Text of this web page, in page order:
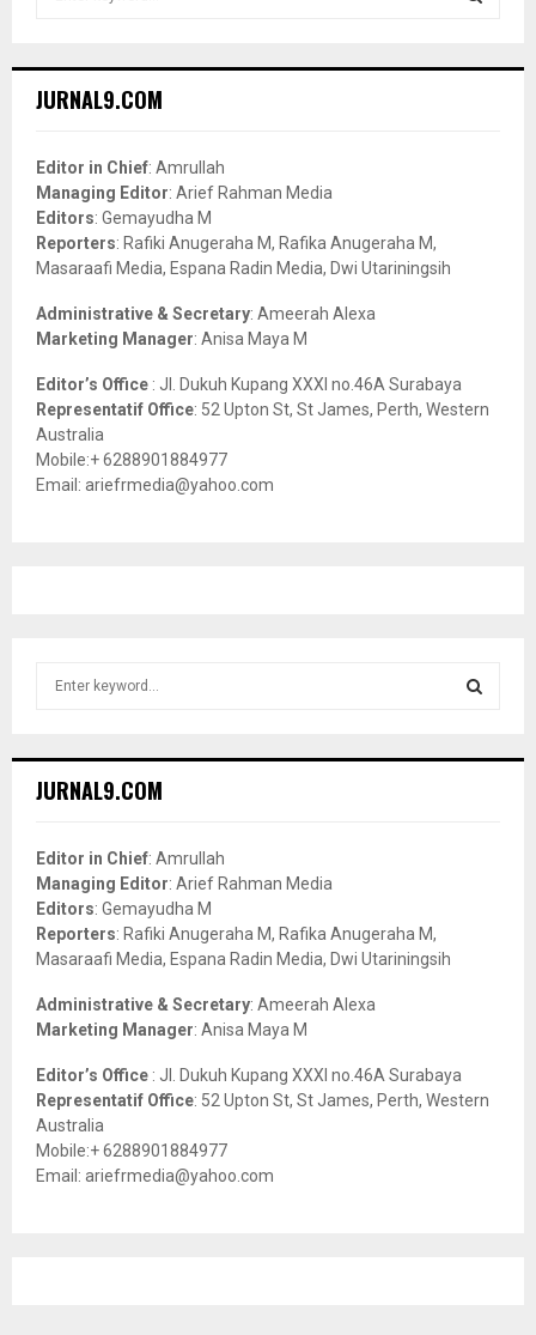
h
o
r
:
JURNAL9.COM
Editor in Chief: Amrullah
Managing Editor: Arief Rahman Media
Editors: Gemayudha M
Reporters: Rafiki Anugeraha M, Rafika Anugeraha M,
Masaraafi Media, Espana Radin Media, Dwi Utariningsih
Administrative & Secretary: Ameerah Alexa
Marketing Manager: Anisa Maya M
Editor’s Office : Jl. Dukuh Kupang XXXI no.46A Surabaya
Representatif Office: 52 Upton St, St James, Perth, Western
Australia
Mobile:+ 6288901884977
Email: ariefrmedia@yahoo.com
h
o
r
:
JURNAL9.COM
Editor in Chief: Amrullah
Managing Editor: Arief Rahman Media
Editors: Gemayudha M
Reporters: Rafiki Anugeraha M, Rafika Anugeraha M,
Masaraafi Media, Espana Radin Media, Dwi Utariningsih
Administrative & Secretary: Ameerah Alexa
Marketing Manager: Anisa Maya M
Editor’s Office : Jl. Dukuh Kupang XXXI no.46A Surabaya
Representatif Office: 52 Upton St, St James, Perth, Western
Australia
Mobile:+ 6288901884977
Email: ariefrmedia@yahoo.com